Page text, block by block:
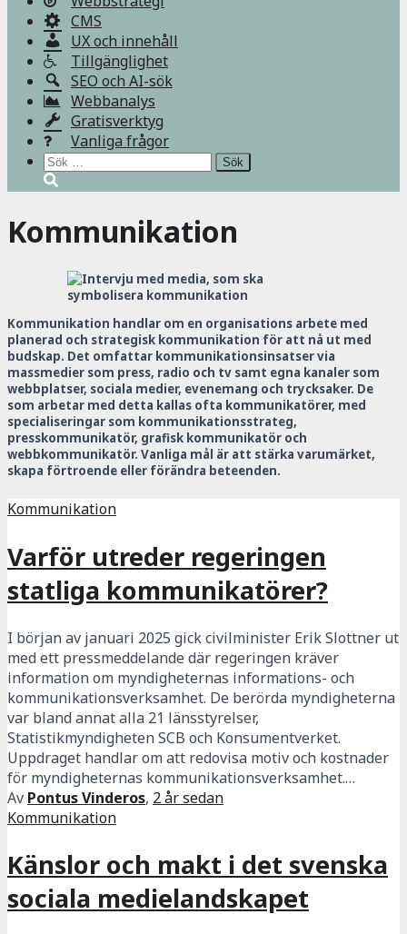
navigering
CMS
UX och innehåll
Tillgänglighet
SEO och AI-sök
Webbanalys
Gratisverktyg
Vanliga frågor
Sök
efter:
Kommunikation
Kommunikation handlar om en organisations arbete med
planerad och strategisk kommunikation för att nå ut med
budskap. Det omfattar kommunikationsinsatser via
massmedier som press, radio och tv samt egna kanaler som
webbplatser, sociala medier, evenemang och trycksaker. De
som arbetar med detta kallas ofta kommunikatörer, med
specialiseringar som kommunikationsstrateg,
presskommunikatör, grafisk kommunikatör och
webbkommunikatör. Vanliga mål är att stärka varumärket,
skapa förtroende eller förändra beteenden.
Kommunikation
Varför utreder regeringen
statliga kommunikatörer?
I början av januari 2025 gick civilminister Erik Slottner ut
med ett pressmeddelande där regeringen kräver
information om myndigheternas informations- och
kommunikationsverksamhet. De berörda myndigheterna
var bland annat alla 21 länsstyrelser,
Statistikmyndigheten SCB och Konsumentverket.
Uppdraget handlar om att redovisa motiv och kostnader
för myndigheternas kommunikationsverksamhet.…
Av Pontus Vinderos, 2 årsedan
Kommunikation
Känslor och makt i det svenska
sociala medielandskapet